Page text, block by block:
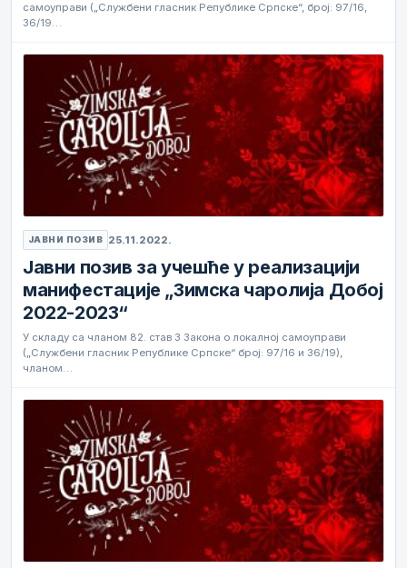
самоуправи („Службени гласник Републике Српске“, број: 97/16,
36/19…
ЈАВНИ ПОЗИВ 25.11.2022.
Јавни позив за учешће у реализацији
манифестације „Зимска чаролија Добој
2022-2023“
У складу са чланом 82. став 3 Закона о локалној самоуправи
(„Службени гласник Републике Српске“ број: 97/16 и 36/19),
чланом…